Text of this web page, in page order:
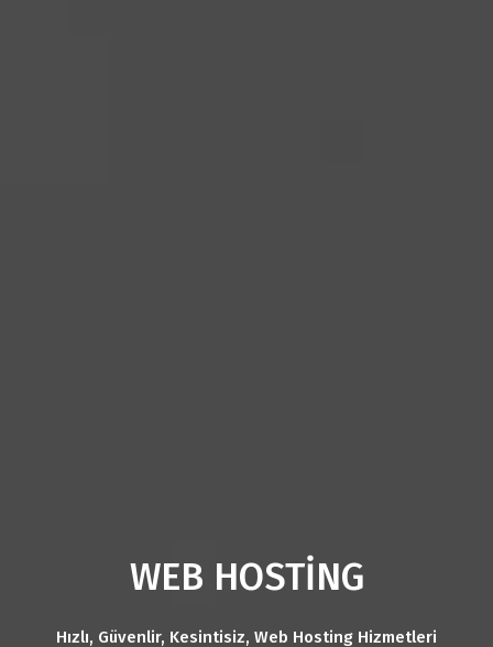
WEB HOSTİNG
Hızlı, Güvenlir, Kesintisiz, Web Hosting Hizmetleri